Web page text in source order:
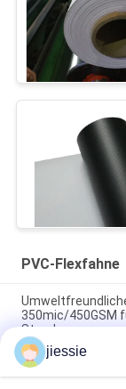
PVC-Flexfahne
350mic/450GSM
Stand
FLAD
Banner 330 g/
jiessie